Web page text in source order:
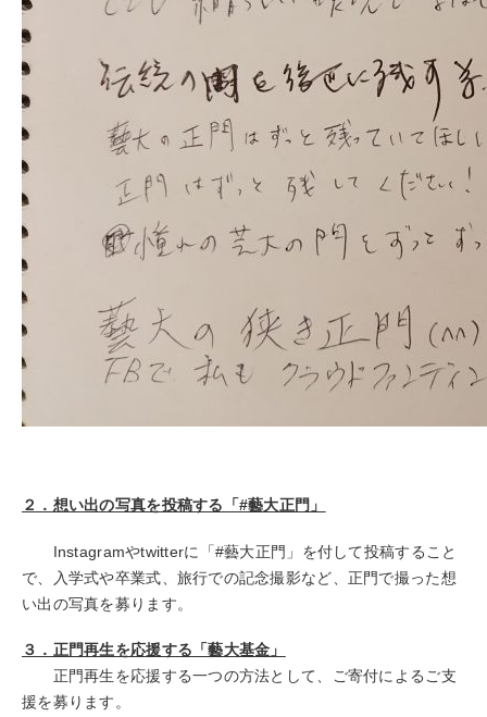
２．想い出の写真を投稿する「#藝大正門」
Instagramやtwitterに「#藝大正門」を付して投稿すること
で、入学式や卒業式、旅行での記念撮影など、正門で撮った想
い出の写真を募ります。
３．正門再生を応援する「藝大基金」
正門再生を応援する一つの方法として、ご寄付によるご支
援を募ります。